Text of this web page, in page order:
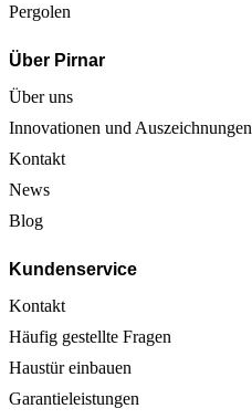
Pergolen
Über Pirnar
Über uns
Innovationen und Auszeichnungen
Kontakt
News
Blog
Kundenservice
Kontakt
Häufig gestellte Fragen
Haustür einbauen
Garantieleistungen